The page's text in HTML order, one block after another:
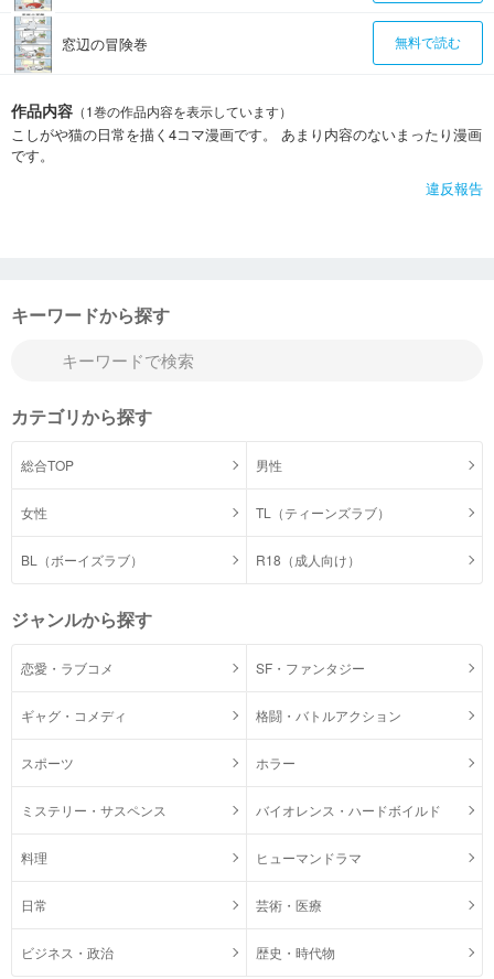
窓辺の冒険巻 無料で読む
作品内容 （1巻の作品内容を表示しています）
こしがや猫の日常を描く4コマ漫画です。 あまり内容のないまったり漫画
です。
違反報告
キーワードから探す
カテゴリから探す
総合TOP 男性
女性 TL（ティーンズラブ）
BL（ボーイズラブ） R18（成人向け）
ジャンルから探す
恋愛・ラブコメ SF・ファンタジー
ギャグ・コメディ 格闘・バトルアクション
スポーツ ホラー
ミステリー・サスペンス バイオレンス・ハードボイルド
料理 ヒューマンドラマ
日常 芸術・医療
ビジネス・政治 歴史・時代物